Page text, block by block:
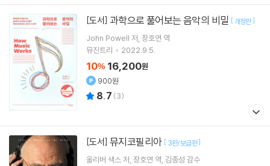
[도서] 과학으로 풀어보는 음악의 비밀 [개정판]
John Powell 저 장호연 역
뮤진트리
2022.9.5.
10% 16,200원
900원
8.7 (3)
[도서] 뮤지코필리아 [ 3판/보급판]
올리버 색스 저 장호연 역 김종성 감수